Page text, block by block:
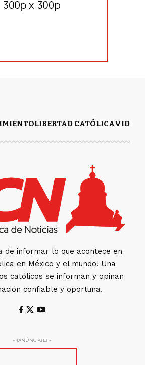
LIBERTAD CATÓLICAVIDA
de informar lo que acontece en
en México y el mundo! Una
católicos se informan y opinan
confiable y oportuna.
- ¡ANÚNCIATE! -